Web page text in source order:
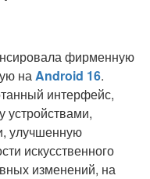
фирменную
наAndroid 16.
интерфейс,
улучшенную
искусственного
изменений, на